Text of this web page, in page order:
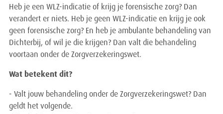
Heb je een WLZ-indicatie of krijg je forensische zorg? Dan
verandert er niets. Heb je geen WLZ-indicatie en krijg je ook
geen forensische zorg? En heb je ambulante behandeling van
Dichterbij, of wil je die krijgen? Dan valt die behandeling
voortaan onder de Zorgverzekeringswet.
Wat betekent dit?
- Valt jouw behandeling onder de Zorgverzekeringswet? Dan
geldt het volgende.